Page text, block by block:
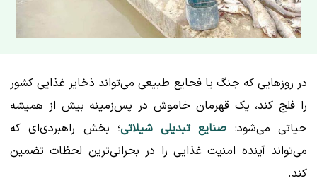
در روزهایی که جنگ یا فجایع طبیعی می‌تواند ذخایر غذایی کشور
را فلج کند، یک قهرمان خاموش در پس‌زمینه بیش از همیشه
حیاتی می‌شود: صنایع تبدیلی شیلاتی؛ بخش راهبردی‌ای که
می‌تواند آینده امنیت غذایی را در بحرانی‌ترین لحظات تضمین
کند.